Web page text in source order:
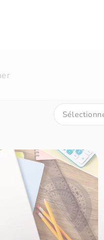
pour « sommes